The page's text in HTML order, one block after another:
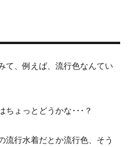
て、例えば、流行色なんてい
ちょっとどうかな･･･？
流行水着だとか流行色、そう